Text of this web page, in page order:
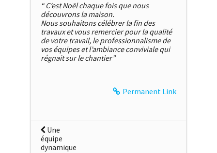
“ C’est Noël chaque fois que nous
découvrons la maison.
Nous souhaitons célébrer la fin des
travaux et vous remercier pour la qualité
de votre travail, le professionnalisme de
vos équipes et l’ambiance conviviale qui
régnait sur le chantier”
Permanent Link
Une
équipe
dynamique